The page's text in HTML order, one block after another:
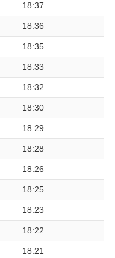
18:37
18:36
18:35
18:33
18:32
18:30
18:29
18:28
18:26
18:25
18:23
18:22
18:21